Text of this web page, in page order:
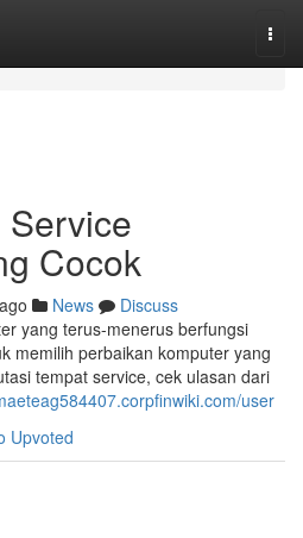
Cocok
News
Discuss
yang terus-menerus berfungsi
memilih perbaikan komputer yang
tempat service, cek ulasan dari
user
Upvoted